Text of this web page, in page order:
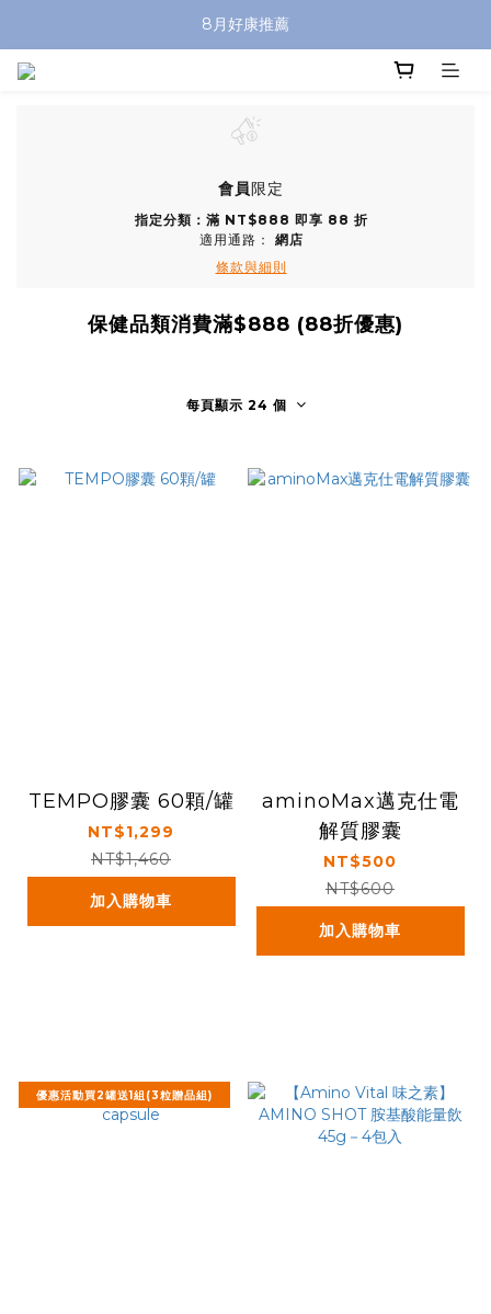
8月好康推薦
會員限定
指定分類：滿 NT$888 即享 88 折
適用通路： 網店
條款與細則
保健品類消費滿$888 (88折優惠)
每頁顯示 24 個
TEMPO膠囊 60顆/罐
NT$1,299
NT$1,460
加入購物車
aminoMax邁克仕電
解質膠囊
NT$500
NT$600
加入購物車
優惠活動買2罐送1組(3粒贈品組)